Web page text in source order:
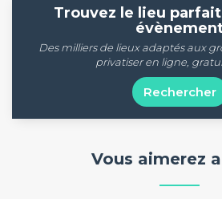
Trouvez le lieu
Des milliers de lieux adaptés aux
privatiser en ligne,
Rechercher
Vous aimerez